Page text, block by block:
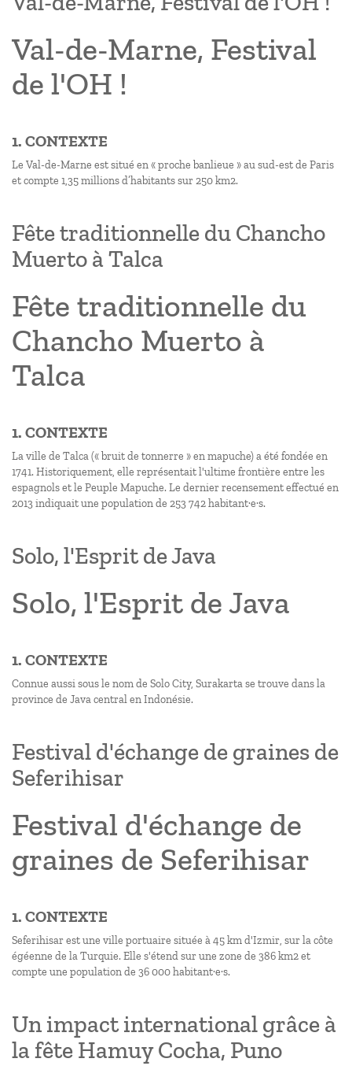
Val-de-Marne, Festival
de l'OH !
1. CONTEXTE
Le Val-de-Marne est situé en « proche banlieue » au sud-est de Paris
et compte 1,35 millions d’habitants sur 250 km2.
Fête traditionnelle du Chancho
Muerto à Talca
Fête traditionnelle du
Chancho Muerto à
Talca
1. CONTEXTE
La ville de Talca (« bruit de tonnerre » en mapuche) a été fondée en
1741. Historiquement, elle représentait l'ultime frontière entre les
espagnols et le Peuple Mapuche. Le dernier recensement effectué en
2013 indiquait une population de 253 742 habitant·e·s.
Solo, l'Esprit de Java
Solo, l'Esprit de Java
1. CONTEXTE
Connue aussi sous le nom de Solo City, Surakarta se trouve dans la
province de Java central en Indonésie.
Festival d'échange de graines de
Seferihisar
Festival d'échange de
graines de Seferihisar
1. CONTEXTE
Seferihisar est une ville portuaire située à 45 km d'Izmir, sur la côte
égéenne de la Turquie. Elle s'étend sur une zone de 386 km2 et
compte une population de 36 000 habitant·e·s.
Un impact international grâce à
la fête Hamuy Cocha, Puno